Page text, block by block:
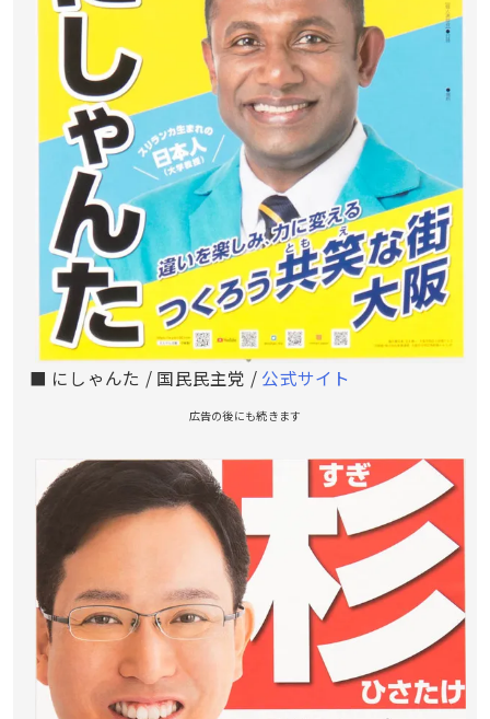
■ にしゃんた / 国民民主党 / 公式サイト
広告の後にも続きます